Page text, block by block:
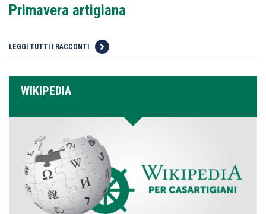
Primavera artigiana
LEGGI TUTTI I RACCONTI
WIKIPEDIA